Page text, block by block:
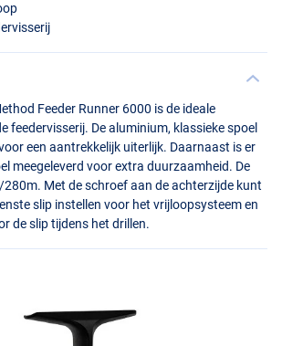
Feeder Runner 6000 is de ideale
feedervisserij. De aluminium, klassieke spoel
een aantrekkelijk uiterlijk. Daarnaast is er
meegeleverd voor extra duurzaamheid. De
Met de schroef aan de achterzijde kunt
slip instellen voor het vrijloopsysteem en
de slip tijdens het drillen.